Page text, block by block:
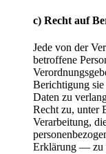
c) Recht auf
Jede von der
betroffene
Berichtigung sie
Daten zu
Recht zu, unter
Verarbeitung,
Erklärung — zu